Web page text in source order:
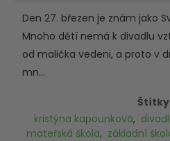
Den 27. březen je znám jako
Mnoho dětí nemá k divadlu
od malička vedeni, a proto v
mn...
kristýna kapounková,
mateřská škola, základní